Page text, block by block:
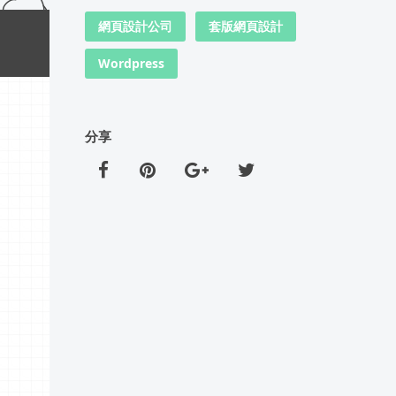
網頁設計公司 套版網頁設計
Wordpress
分享